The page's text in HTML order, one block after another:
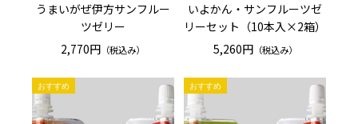
うまいがぜ伊方サンフルー
ツゼリー
2,770円 （税込み）
いよかん・サンフルーツゼ
リーセット（10本入×2箱）
5,260円 （税込み）